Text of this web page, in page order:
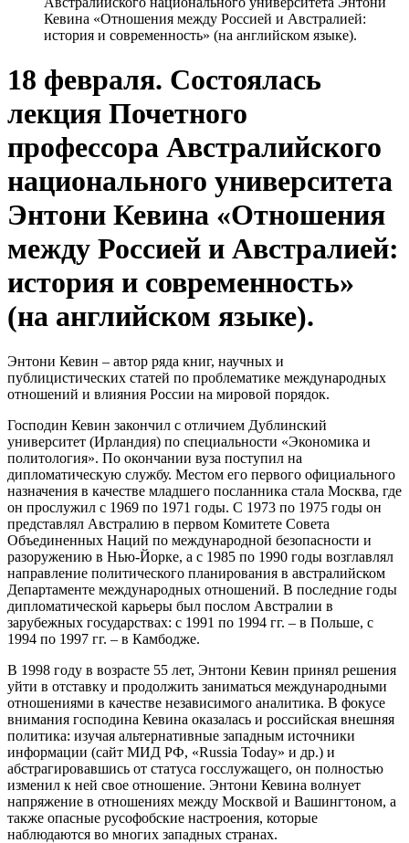
Кевина «Отношения между Россией и Австралией:
история и современность» (на английском языке).
18 февраля. Состоялась
лекция Почетного
профессора Австралийского
национального университета
Энтони Кевина «Отношения
между Россией и Австралией:
история и современность»
(на английском языке).
Энтони Кевин – автор ряда книг, научных и
публицистических статей по проблематике международных
отношений и влияния России на мировой порядок.
Господин Кевин закончил с отличием Дублинский
университет (Ирландия) по специальности «Экономика и
политология». По окончании вуза поступил на
дипломатическую службу. Местом его первого официального
назначения в качестве младшего посланника стала Москва, где
он прослужил с 1969 по 1971 годы. С 1973 по 1975 годы он
представлял Австралию в первом Комитете Совета
Объединенных Наций по международной безопасности и
разоружению в Нью-Йорке, а с 1985 по 1990 годы возглавлял
направление политического планирования в австралийском
Департаменте международных отношений. В последние годы
дипломатической карьеры был послом Австралии в
зарубежных государствах: с 1991 по 1994 гг. – в Польше, с
1994 по 1997 гг. – в Камбодже.
В 1998 году в возрасте 55 лет, Энтони Кевин принял решения
уйти в отставку и продолжить заниматься международными
отношениями в качестве независимого аналитика. В фокусе
внимания господина Кевина оказалась и российская внешняя
политика: изучая альтернативные западным источники
информации (сайт МИД РФ, «Russia Today» и др.) и
абстрагировавшись от статуса госслужащего, он полностью
изменил к ней свое отношение. Энтони Кевина волнует
напряжение в отношениях между Москвой и Вашингтоном, а
также опасные русофобские настроения, которые
наблюдаются во многих западных странах.